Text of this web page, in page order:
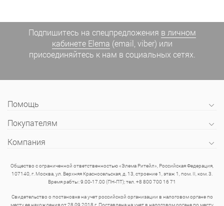
Подпишитесь на спецпредложения в личном
кабинете Elema (email, viber) или
присоединяйтесь к нам в социальных сетях.
Помощь
Покупателям
Компания
Общество с ограниченной ответственностью «Элема Ритейл», Российская Федерация,
107140, г. Москва, ул. Верхняя Красносельская, д. 13, строение 1, этаж 1, пом. II, ком. 3.
Время рабты: 9.00-17.00 (ПН-ПТ); тел. +8 800 700 16 71
Свидетельство о постановке на учет российской организации в налоговом органе по